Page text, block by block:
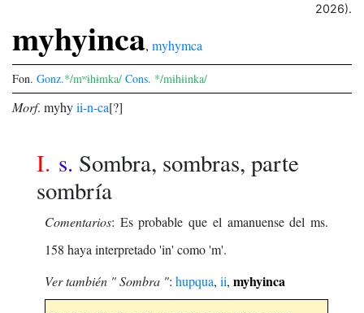
2026).
myhyinca, myhymca
Fon. Gonz.*/mʷɨhɨmka/ Cons. */mɨhɨinka/
Morf. myhyii-n-ca[?]
I. s. Sombra, sombras, parte
sombría
Comentarios: Es probable que el amanuense del ms.
158 haya interpretado 'in' como 'm'.
Ver también " Sombra ": hupqua, ii, myhyinca